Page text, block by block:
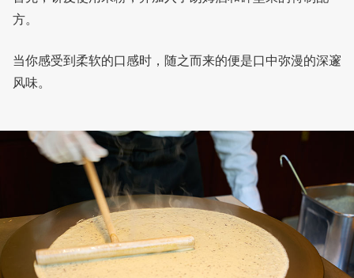
方。
当你感受到柔软的口感时，随之而来的便是口中弥漫的深邃
风味。